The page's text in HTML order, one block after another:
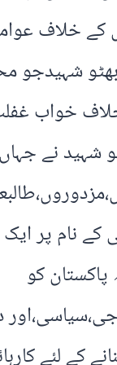
کے خلاف
بھٹو شہیدجو
خواب
شہید نے
کے نام پر
پاکستان کو
کے لئے